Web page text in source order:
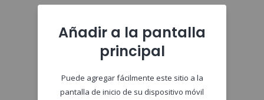
Añadir a la pantalla
principal
Puede agregar fácilmente este sitio a la
pantalla de inicio de su dispositivo móvil